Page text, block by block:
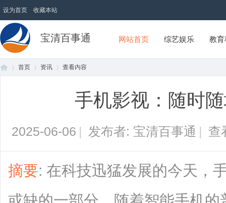
设为首页 收藏本站
宝清百事通 网站首页 综艺娱乐 教
首页 资讯 查看内容
手机影视：随时
2025-06-06 | 发布者: 宝清百事通 | 查
摘要: 在科技迅猛发展的今天，